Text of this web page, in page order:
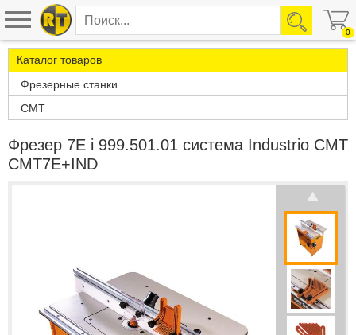
0
Каталог товаров
Фрезерные станки
CMT
Фрезер 7E і 999.501.01 система Industrio CMT
CMT7E+IND